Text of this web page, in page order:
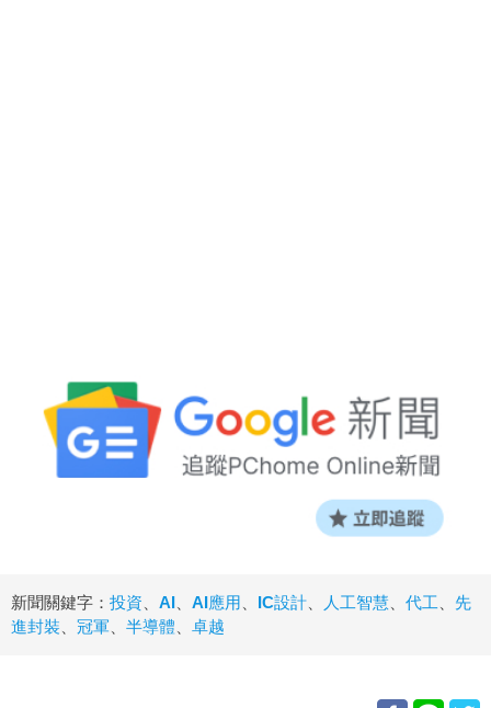
新聞關鍵字： 投資 AI AI應用 IC設計 人工智慧 代工
先
進封裝
冠軍 半導體 卓越